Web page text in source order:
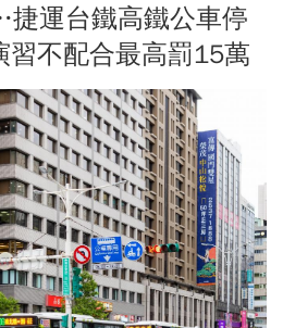
運台鐵高鐵公車停
習不配合最高罰15萬